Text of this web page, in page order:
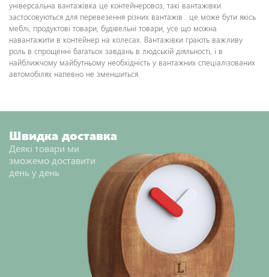
універсальна вантажівка це контейнеровоз, такі вантажівки
застосовуються для перевезення різних вантажів : це може бути якісь
меблі, продуктові товари, будівельні товари, усе що можна
навантажити в контейнер на колесах. Вантажівки грають важливу
роль в спрощенні багатьох завдань в людській діяльності, і в
найближчому майбутньому необхідність у вантажних спеціалізованих
автомобілях напевно не зменшиться.
Швидка доставка
Деякі товари ми
зможемо доставити
день у день